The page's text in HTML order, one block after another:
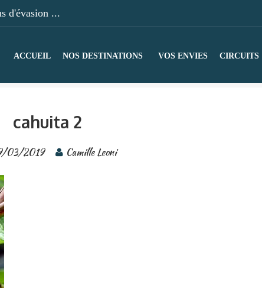
d'évasion ...
ACCUEIL NOS DESTINATIONS VOS ENVIES CIRCUITS
cahuita 2
03/2019 Camille Leoni